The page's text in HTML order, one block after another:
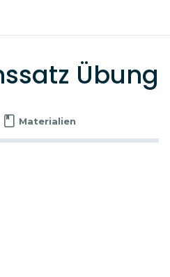
Übung
Materialien